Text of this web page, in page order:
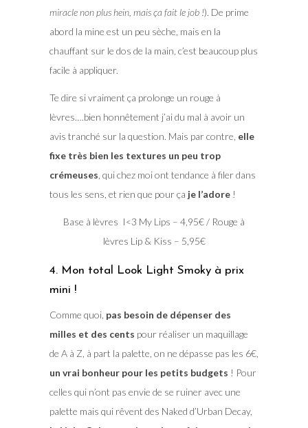
miracle non plus hein, mais ça fait le job !). De prime
abord la mine est un peu sèche, mais en la
chauffant sur le dos de la main, c’est beaucoup plus
facile à appliquer.
Te dire si vraiment ça prolonge un rouge à
lèvres….bien honnêtement j’ai du mal à avoir un
avis tranché sur la question. Mais par contre, elle
fixe très bien les textures un peu trop
crémeuses , qui chez moi ont tendance à filer dans
tous les sens, et rien que pour ça je l’adore!
Base à lèvres I<3 My Lips – 4,95€ / Rouge à
lèvres Lip & Kiss – 5,95€
4. Mon total Look Light Smoky à prix
mini !
Comme quoi, pas besoin de dépenser des
milles et des cents pour réaliser un maquillage
de A à Z, à part la palette, on ne dépasse pas les 6€,
un vrai bonheur pour les petits budgets ! Pour
celles qui n’ont pas envie de se ruiner avec une
palette mais qui rêvent des Naked d’Urban Decay,